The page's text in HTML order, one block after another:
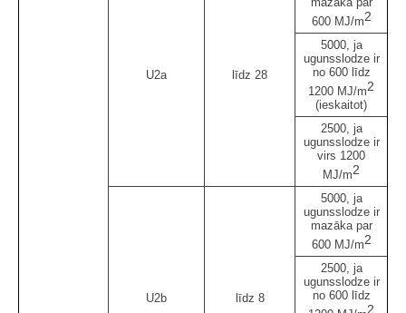
U2a līdz 28
600 MJ/m2
5000, ja
ugunsslodze ir
no 600 līdz
1200 MJ/m2
(ieskaitot)
2500, ja
ugunsslodze ir
virs 1200
MJ/m2
U2b līdz 8
5000, ja
ugunsslodze ir
mazāka par
600 MJ/m2
2500, ja
ugunsslodze ir
no 600 līdz
2